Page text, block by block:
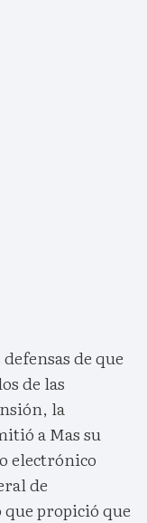
de que
de las
la
a Mas su
electrónico
de
que propició que